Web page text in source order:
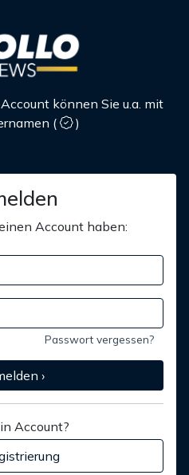
können Sie u.a. mit
(
)
Account haben:
Passwort vergessen?
›
Account?